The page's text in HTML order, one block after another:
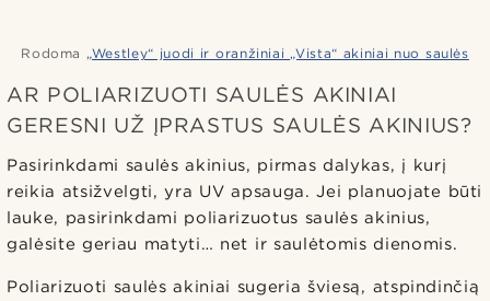
Rodoma „Westley“ juodi ir oranžiniai „Vista“ akiniai nuo saulės
AR POLIARIZUOTI SAULĖS AKINIAI
GERESNI UŽ ĮPRASTUS SAULĖS AKINIUS?
Pasirinkdami saulės akinius, pirmas dalykas, į kurį
reikia atsižvelgti, yra UV apsauga. Jei planuojate būti
lauke, pasirinkdami poliarizuotus saulės akinius,
galėsite geriau matyti… net ir saulėtomis dienomis.
Poliarizuoti saulės akiniai sugeria šviesą, atspindinčią